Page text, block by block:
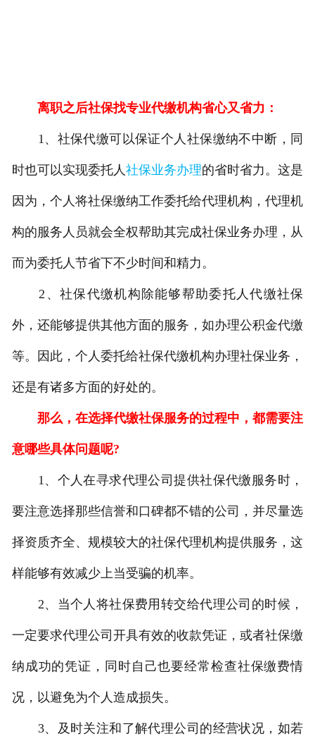
离职之后社保找专业代缴机构省心又省力：
1、社保代缴可以保证个人社保缴纳不中断，同
时也可以实现委托人社保业务办理的省时省力。这是
因为，个人将社保缴纳工作委托给代理机构，代理机
构的服务人员就会全权帮助其完成社保业务办理，从
而为委托人节省下不少时间和精力。
2、社保代缴机构除能够帮助委托人代缴社保
外，还能够提供其他方面的服务，如办理公积金代缴
等。因此，个人委托给社保代缴机构办理社保业务，
还是有诸多方面的好处的。
那么，在选择代缴社保服务的过程中，都需要注
意哪些具体问题呢?
1、个人在寻求代理公司提供社保代缴服务时，
要注意选择那些信誉和口碑都不错的公司，并尽量选
择资质齐全、规模较大的社保代理机构提供服务，这
样能够有效减少上当受骗的机率。
2、当个人将社保费用转交给代理公司的时候，
一定要求代理公司开具有效的收款凭证，或者社保缴
纳成功的凭证，同时自己也要经常检查社保缴费情
况，以避免为个人造成损失。
3、及时关注和了解代理公司的经营状况，如若